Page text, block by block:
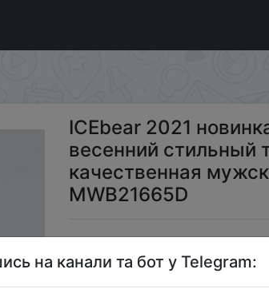
весенний стильный тренч с
ICEbear 2021
весенний стильный
качественная
MWB21665D
на канали та бот у Telegram: